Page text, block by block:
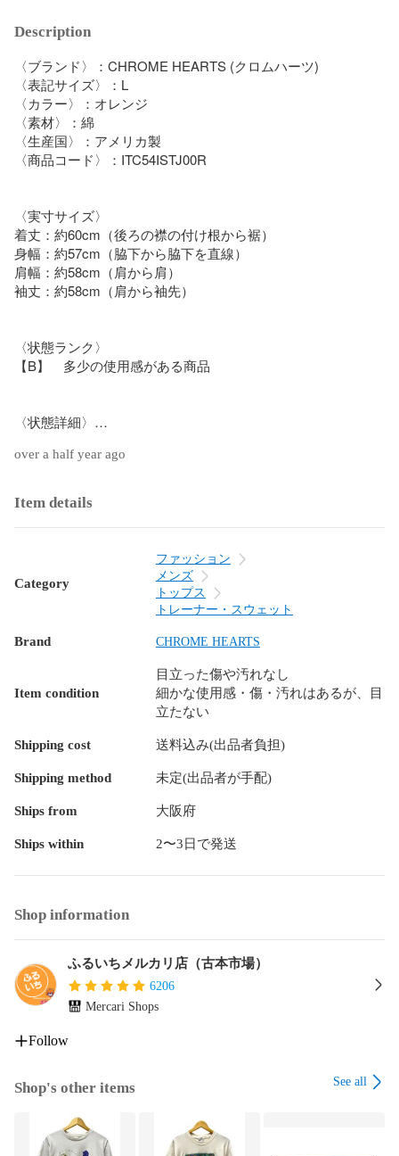
Description
〈ブランド〉：CHROME HEARTS (クロムハーツ)
〈表記サイズ〉：L
〈カラー〉：オレンジ
〈素材〉：綿
〈生産国〉：アメリカ製
〈商品コード〉：ITC54ISTJ00R
〈実寸サイズ〉
着丈：約60cm（後ろの襟の付け根から裾）
身幅：約57cm（脇下から脇下を直線）
肩幅：約58cm（肩から肩）
袖丈：約58cm（肩から袖先）
〈状態ランク〉
【B】　多少の使用感がある商品
〈状態詳細〉
バックプリントキズあり（写真10枚目参照）
〈付属品〉
※写真に掲載があるもの以外の付属品はございません。
ヤマト宅急便
※他の発送方法や別会社での発送はお受けできません。
-----------------------------
【取扱店舗】
古本市場富田林店
〒584-0025
0721-26-2728
-----------------------------
【注意事項】
・出来る限り状態の記載はいたしますが見落としにより完全
に表記が出来ない場合がございます。
・『新品』『デッドストック』『未使用品』表記の商品にお
きましても未使用品ですが、汚れ・伸びなどが若干生じる場
合があります。
どうまく表現できない場合があります。
・AM10時までのお支払いで最短当日中または翌日に発送いた
します。
・日曜日の発送は行っておりません。
・弊社が運営する店舗でも同時に販売しておりますので売れ
違いや店頭展示中に発生した説明にないダメージ等でお届け
over a half year ago
Item details
Category
ファッション
メンズ
トップス
トレーナー・スウェット
Brand CHROME HEARTS
Item condition
目立った傷や汚れなし
細かな使用感・傷・汚れはあるが、目
立たない
Shipping cost 送料込み(出品者負担)
Shipping method 未定(出品者が手配)
Ships from 大阪府
Ships within 2〜3日で発送
Shop information
ふるいちメルカリ店（古本市場）
6206
Mercari Shops
Follow
Shop's other items See all